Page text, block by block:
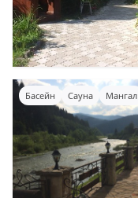
Басейн Сауна Мангал